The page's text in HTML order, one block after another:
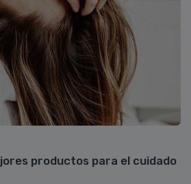
productos para el cuidado